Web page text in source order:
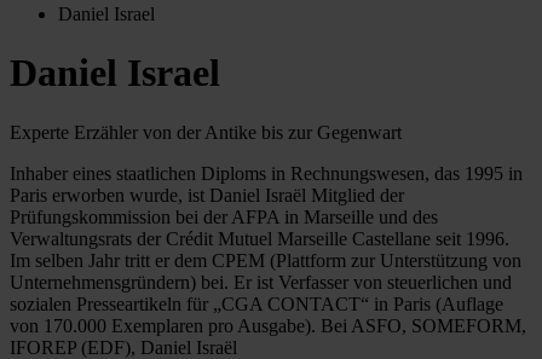
Daniel Israel
Daniel Israel
Experte Erzähler von der Antike bis zur Gegenwart
Inhaber eines staatlichen Diploms in Rechnungswesen, das 1995 in
Paris erworben wurde, ist Daniel Israël Mitglied der
Prüfungskommission bei der AFPA in Marseille und des
Verwaltungsrats der Crédit Mutuel Marseille Castellane seit 1996.
Im selben Jahr tritt er dem CPEM (Plattform zur Unterstützung von
Unternehmensgründern) bei. Er ist Verfasser von steuerlichen und
sozialen Presseartikeln für „CGA CONTACT“ in Paris (Auflage
von 170.000 Exemplaren pro Ausgabe). Bei ASFO, SOMEFORM,
IFOREP (EDF), Daniel Israël